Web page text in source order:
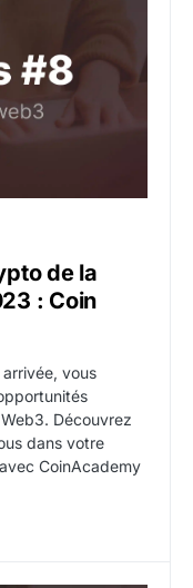
de la
: Coin
vous
Découvrez
dans votre
CoinAcademy